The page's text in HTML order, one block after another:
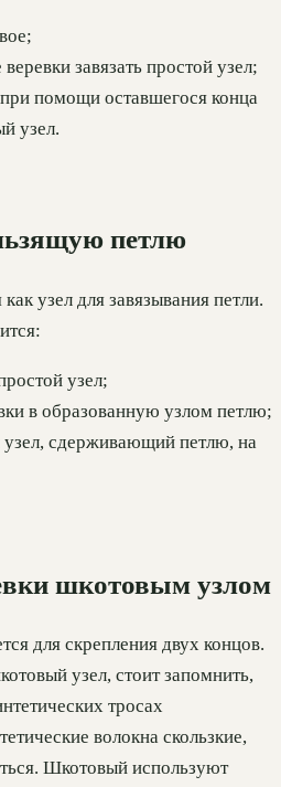
завязать простой узел;
при помощи оставшегося конца
узел.
петлю
узел для завязывания петли.
узел;
в образованную узлом петлю;
узел, сдерживающий петлю, на
шкотовым узлом
для скрепления двух концов.
узел, стоит запомнить,
тросах
волокна скользкие,
Шкотовый используют